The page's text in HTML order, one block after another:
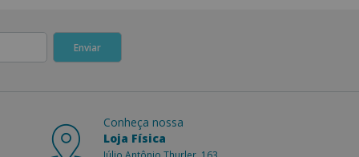
Conheça nossa
Loja Física